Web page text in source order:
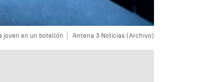
joven en un botellón Antena 3 Noticias (Archivo)